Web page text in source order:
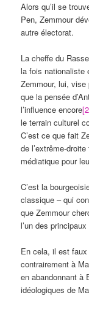
Alors qu’il se
Pen, Zemmour
autre électorat.
La cheffe du
la fois nationaliste
Zemmour, lui,
que la pensée
l’influence encore
le terrain culturel
C’est ce que fait
de l’extrême-
médiatique pour
C’est la
classique – qui
que Zemmour
l’un des
En cela, il est
contrairement à
en abandonnant à
idéologiques de